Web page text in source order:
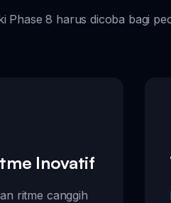
8 harus dicoba bagi
Inovatif
ritme canggih